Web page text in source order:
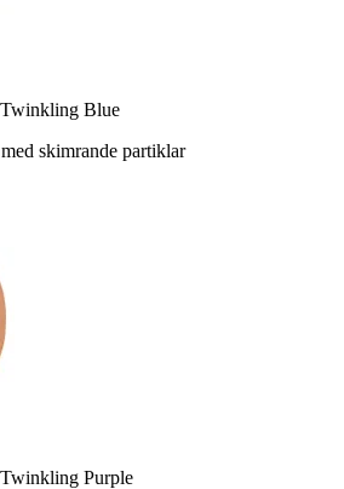
Blue
skimrande partiklar
Purple